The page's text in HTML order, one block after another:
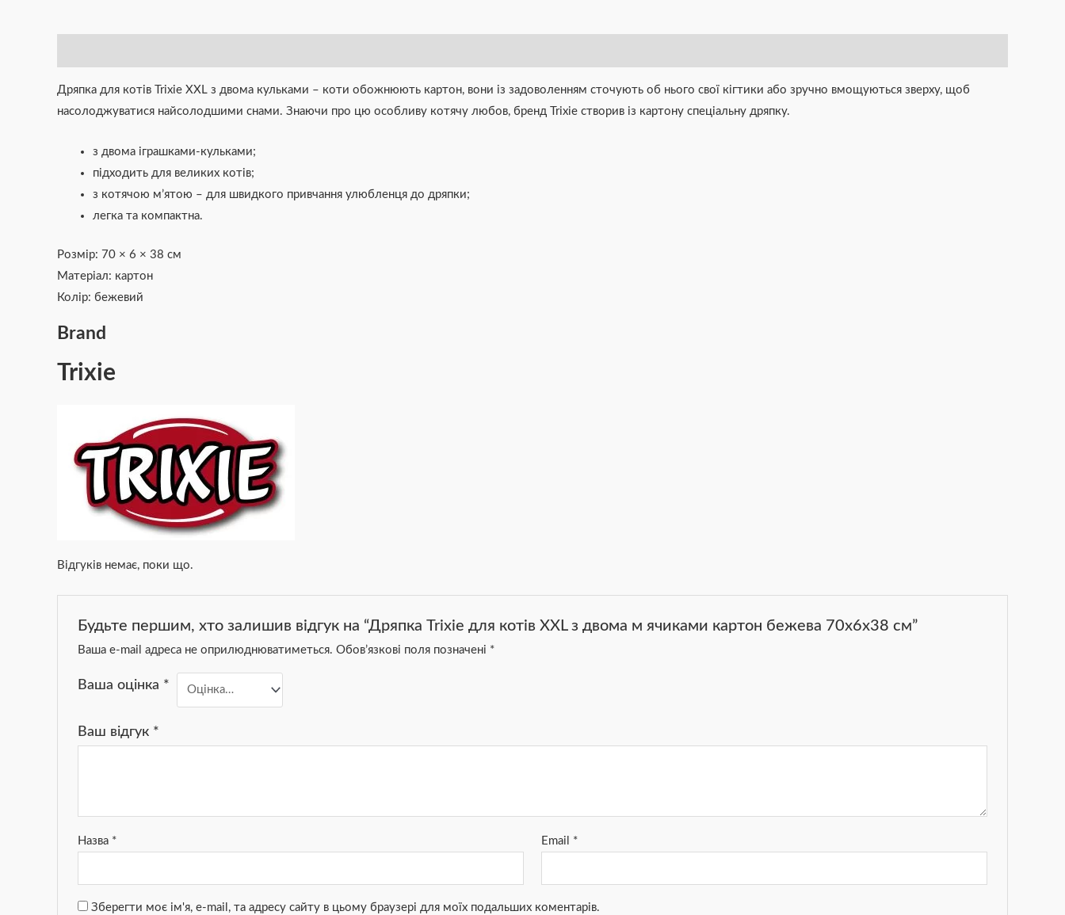
Дряпка для котів Trixie XXL з двома кульками – коти обожнюють картон, вони із задоволенням сточують об нього свої кігтики або зручно вмощуються зверху, щоб
насолоджуватися найсолодшими снами. Знаючи про цю особливу котячу любов, бренд Trixie створив із картону спеціальну дряпку.
з двома іграшками-кульками;
підходить для великих котів;
з котячою м’ятою – для швидкого привчання улюбленця до дряпки;
легка та компактна.
Розмір: 70 × 6 × 38 см
Матеріал: картон
Колір: бежевий
Brand
Trixie
Відгуків немає, поки що.
Будьте першим, хто залишив відгук на “Дряпка Trixie для котів XXL з двома м ячиками картон бежева 70х6х38 см”
Ваша e-mail адреса не оприлюднюватиметься. Обов’язкові поля позначені *
Ваша оцінка *
Ваш відгук *
Назва * Email *
Зберегти моє ім'я, e-mail, та адресу сайту в цьому браузері для моїх подальших коментарів.